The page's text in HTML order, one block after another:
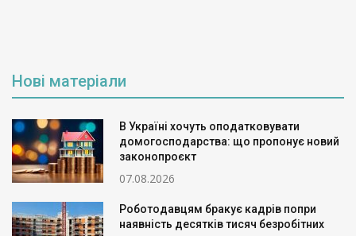
Нові матеріали
В Україні хочуть оподатковувати
домогосподарства: що пропонує новий
законопроєкт
07.08.2026
Роботодавцям бракує кадрів попри
наявність десятків тисяч безробітних